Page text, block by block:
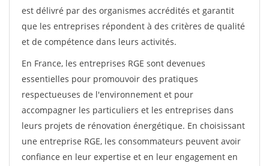
est délivré par des organismes accrédités et garantit
que les entreprises répondent à des critères de qualité
et de compétence dans leurs activités.
En France, les entreprises RGE sont devenues
essentielles pour promouvoir des pratiques
respectueuses de l'environnement et pour
accompagner les particuliers et les entreprises dans
leurs projets de rénovation énergétique. En choisissant
une entreprise RGE, les consommateurs peuvent avoir
confiance en leur expertise et en leur engagement en